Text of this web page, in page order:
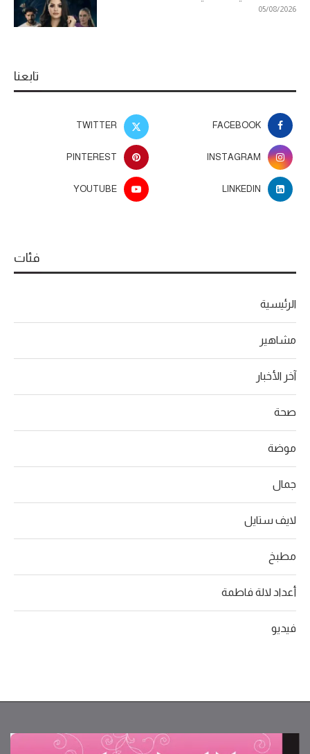
05/08/2026
تابعنا
FACEBOOK
TWITTER
INSTAGRAM
PINTEREST
LINKEDIN
YOUTUBE
فئات
الرئيسية
مشاهير
آخر الأخبار
صحة
موضة
جمال
لايف ستايل
مطبخ
أعداد لالة فاطمة
فيديو